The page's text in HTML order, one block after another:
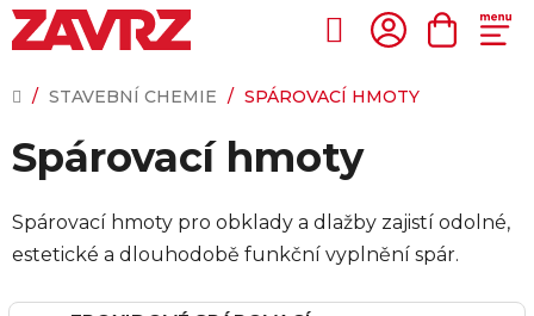
Přejít
na
Hledat
DOMŮ
/ STAVEBNÍ CHEMIE / SPÁROVACÍ HMOTY
Spárovací hmoty
Spárovací hmoty pro obklady a dlažby zajistí odolné,
estetické a dlouhodobě funkční vyplnění spár.